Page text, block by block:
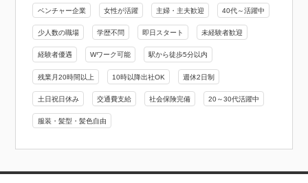
ベンチャー企業 女性が活躍 主婦・主夫歓迎 40代～活躍中
少人数の職場 学歴不問 即日スタート 未経験者歓迎
経験者優遇 Wワーク可能 駅から徒歩5分以内
残業月20時間以上 10時以降出社OK 週休2日制
土日祝日休み 交通費支給 社会保険完備 20～30代活躍中
服装・髪型・髪色自由